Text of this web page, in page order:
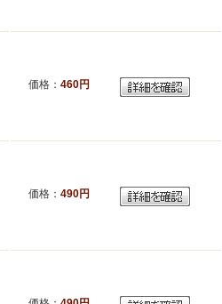
価格： 460円
価格： 490円